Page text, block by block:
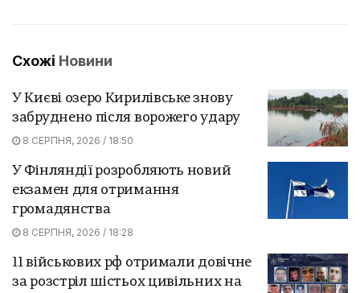
Схожі Новини
У Києві озеро Кирилівське знову
забруднено після ворожего удару
8 СЕРПНЯ, 2026 / 18:50
У Фінляндії розробляють новий
екзамен для отримання
громадянства
8 СЕРПНЯ, 2026 / 18:28
11 військових рф отримали довічне
за розстріл шістьох цивільних на